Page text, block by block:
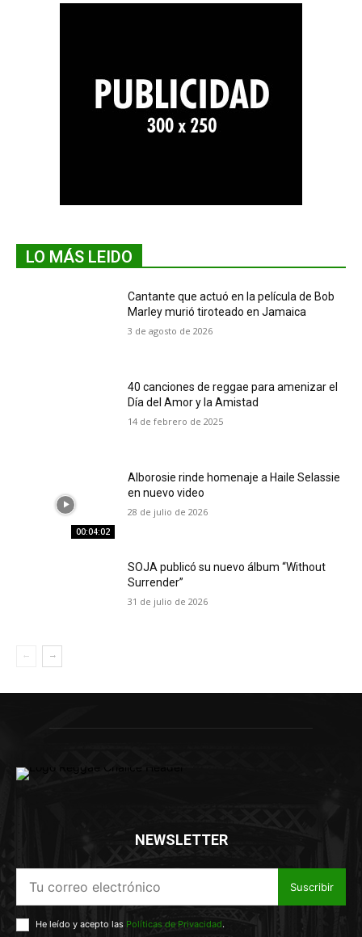
LO MÁS LEIDO
Cantante que actuó en la película de Bob
Marley murió tiroteado en Jamaica
3 de agosto de 2026
40 canciones de reggae para amenizar el
Día del Amor y la Amistad
14 de febrero de 2025
00:04:02
Alborosie rinde homenaje a Haile Selassie
en nuevo video
28 de julio de 2026
SOJA publicó su nuevo álbum “Without
Surrender”
31 de julio de 2026
NEWSLETTER
Suscribir
He leído y acepto las Políticas de Privacidad.